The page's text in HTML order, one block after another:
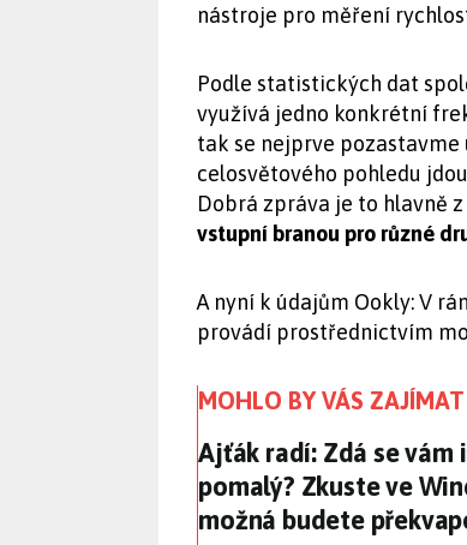
nástroje pro měření
Podle statistických dat
využívá jedno konkrétní
tak se nejprve
celosvětového pohledu
Dobrá zpráva je to hlavně
vstupní branou pro různé
A nyní k údajům Ookly: V
provádí prostřednictvím
MOHLO BY VÁS ZAJÍMAT
Ajťák radí: Zdá se
Ajťák radí: Zdá se
pomalý? Zkuste ve
možná budete